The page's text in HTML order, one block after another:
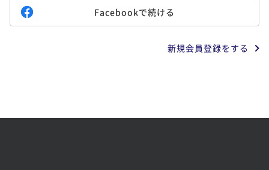
Facebookで続ける
新規会員登録をする